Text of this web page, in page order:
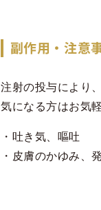
副作用・注意
注射の投与により
気になる方はお気
吐き気、嘔吐
皮膚のかゆみ、